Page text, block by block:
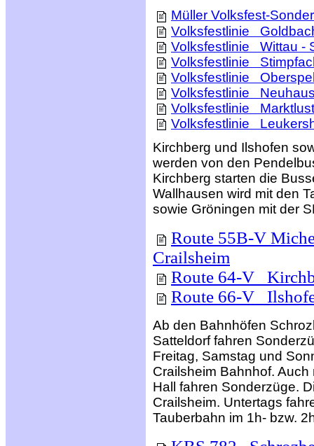
Müller Volksfest-
Volksfestlinie
Volksfestlinie Wittau -
Volksfestlinie
Volksfestlinie
Volksfestlinie
Volksfestlinie
Volksfestlinie
Kirchberg und Ilshofen
werden von den
Kirchberg starten die
Wallhausen wird mit den
sowie Gröningen mit der
Route 55B-V
Crailsheim
Route 64-V
Route 66-V
Ab den Bahnhöfen
Satteldorf fahren
Freitag, Samstag und
Crailsheim Bahnhof.
Hall fahren Sonderzüge.
Crailsheim. Untertags
Tauberbahn im 1h- bzw.